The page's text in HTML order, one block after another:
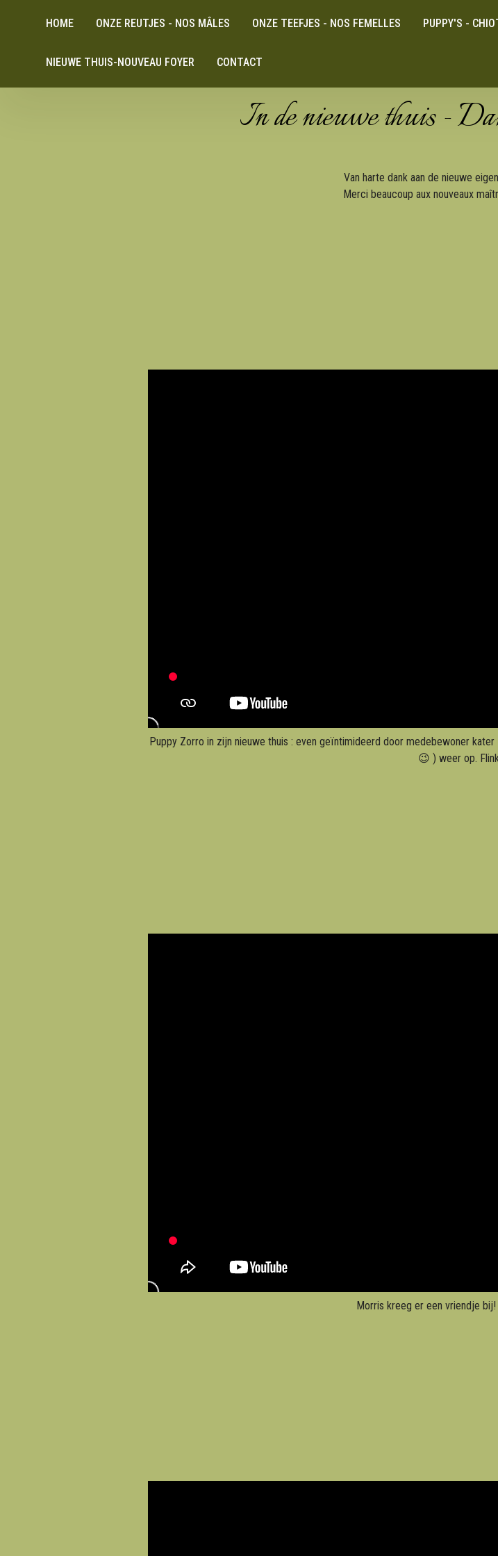
HOME ONZE REUTJES - NOS MÂLES ONZE TEEFJES - NOS FEMELLES PUPPY'S -
NIEUWE THUIS-NOUVEAU FOYER CONTACT
In de nieuwe thuis -
Van harte dank aan de nieuwe
Merci beaucoup aux nouveaux
Puppy Zorro in zijn nieuwe thuis : even geïntimideerd door medebewoner
😉 ) weer op.
Morris kreeg er een vriendje bij!